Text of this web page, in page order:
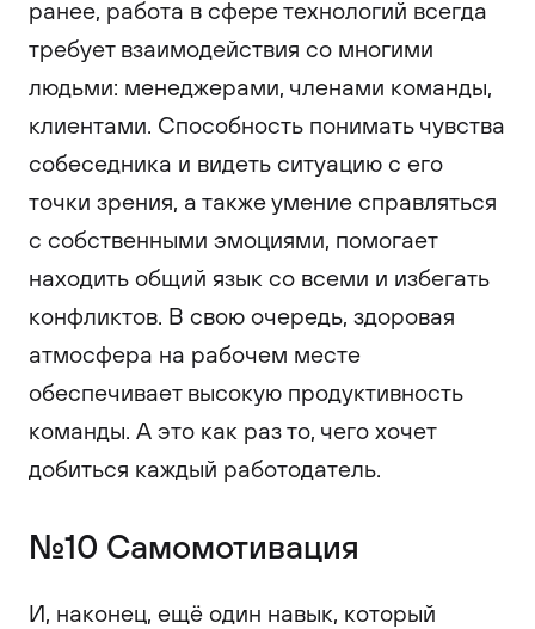
ранее, работа в сфере технологий всегда
требует взаимодействия со многими
людьми: менеджерами, членами команды,
клиентами. Способность понимать чувства
собеседника и видеть ситуацию с его
точки зрения, а также умение справляться
с собственными эмоциями, помогает
находить общий язык со всеми и избегать
конфликтов. В свою очередь, здоровая
атмосфера на рабочем месте
обеспечивает высокую продуктивность
команды. А это как раз то, чего хочет
добиться каждый работодатель.
№10 Самомотивация
И, наконец, ещё один навык, который